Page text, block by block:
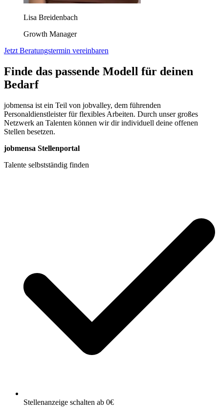
Lisa Breidenbach
Growth Manager
Jetzt Beratungstermin vereinbaren
Finde das passende Modell für deinen
Bedarf
jobmensa ist ein Teil von jobvalley, dem führenden
Personaldienstleister für flexibles Arbeiten. Durch unser großes
Netzwerk an Talenten können wir dir individuell deine offenen
Stellen besetzen.
jobmensa Stellenportal
Talente selbstständig finden
Stellenanzeige schalten ab 0€